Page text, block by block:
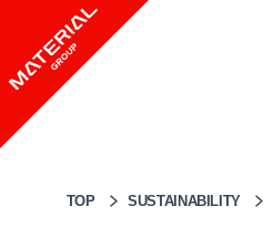
TOP SUSTAINABILITY